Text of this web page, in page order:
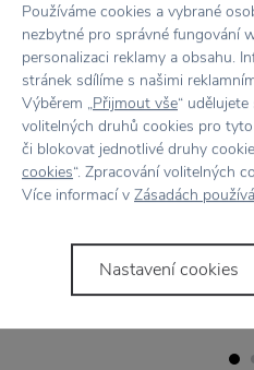
SLEVA 20 % S KÓDEM: LÉTO20
WILD AND WOLF
Ptačí budka Striped
Používáme cookies a vybrané
nezbytné pro správné fungování
personalizaci reklamy a obsahu.
stránek sdílíme s našimi
Výběrem „Přijmout vše“
volitelných druhů cookies pro
či blokovat jednotlivé druhy
cookies“. Zpracování volitelných
Více informací v Zásadách
Nastavení cookies